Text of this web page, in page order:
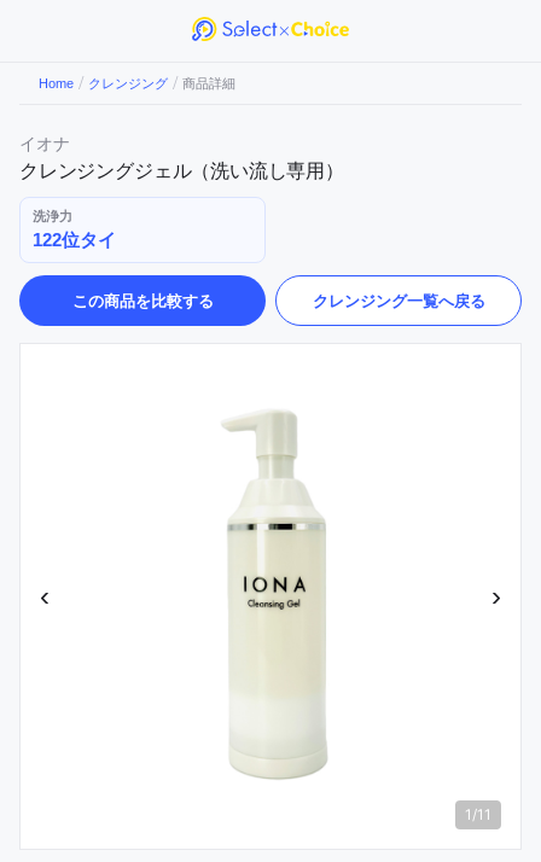
Home / クレンジング / 商品詳細
イオナ
クレンジングジェル（洗い流し専用）
洗浄力
122位タイ
この商品を比較する クレンジング一覧へ戻る
‹ ›
1 /11